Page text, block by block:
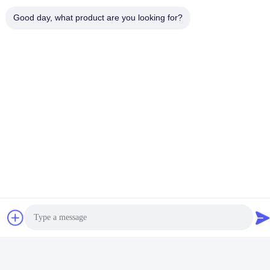
sales@hoanindustry.com
86--18740357801
Good day, what product are you looking for?